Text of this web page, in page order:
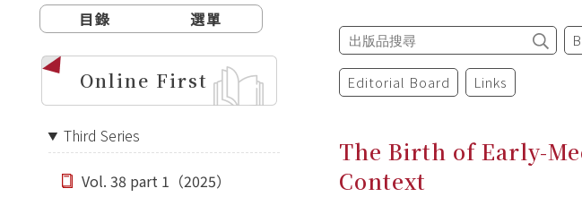
目錄 選單
Online First
Third Series
Vol. 38 part 1（2025）
Editorial Board Links
The Birth of Early-
Context